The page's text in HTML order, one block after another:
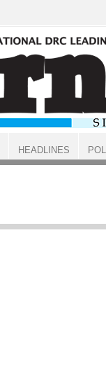
HEADLINES